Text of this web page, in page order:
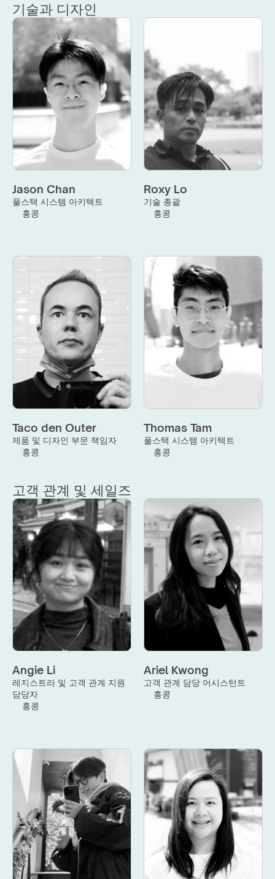
기술과 디자인
Jason Chan
풀스택 시스템 아키텍트
홍콩
Roxy Lo
기술 총괄
홍콩
Taco den Outer
제품 및 디자인 부문 책임자
홍콩
Thomas Tam
풀스택 시스템 아키텍트
홍콩
고객 관계 및 세일즈
Angie Li
레지스트라 및 고객 관계 지원
담당자
홍콩
Ariel Kwong
고객 관계 담당 어시스턴트
홍콩